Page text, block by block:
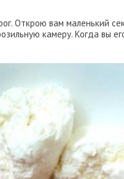
Открою вам маленький
камеру. Когда вы